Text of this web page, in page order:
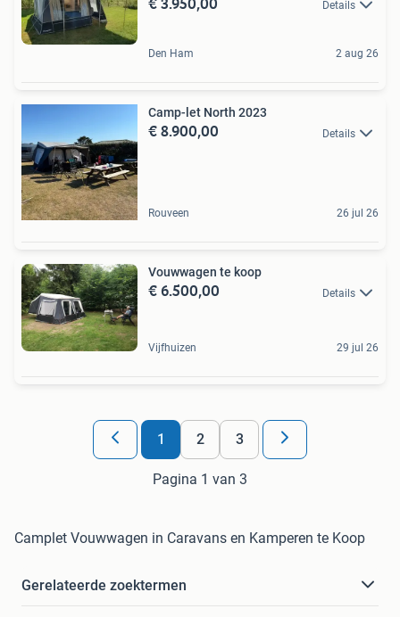
Details
Den Ham 2 aug 26
Camp-let North 2023
€ 8.900,00 Details
Rouveen 26 jul 26
Vouwwagen te koop
€ 6.500,00 Details
Vijfhuizen 29 jul 26
1 2 3
Pagina 1 van 3
Camplet Vouwwagen in Caravans en Kamperen te Koop
Gerelateerde zoektermen